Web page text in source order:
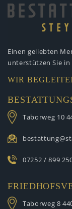
Einen geliebten
unterstützen Sie
WIR
Taborweg 10
07252 / 899
Taborweg 8